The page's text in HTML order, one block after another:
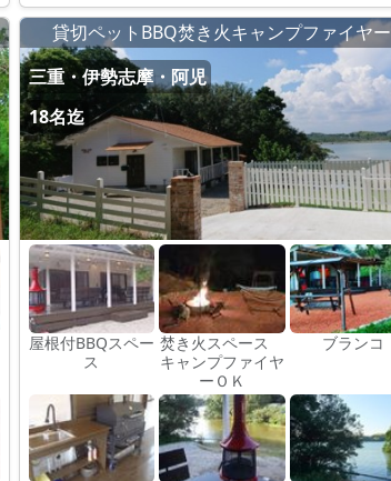
貸切ペットBBQ焚き火キャンプファイヤー
三重・伊勢志摩・阿児
18名迄
屋根付BBQスペー
ス
焚き火スペース
キャンプファイヤ
ーＯＫ
ブランコ